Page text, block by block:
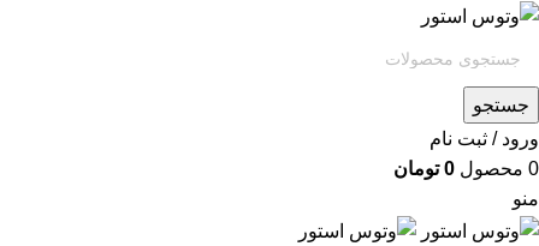
جستجو
ورود / ثبت نام
0 محصول 0 تومان
منو